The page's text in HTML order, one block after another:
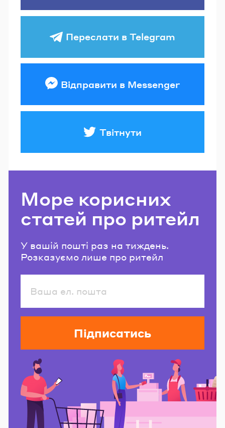
Переслати в Telegram
Відправити в Messenger
Твітнути
Море корисних
статей про ритейл
У вашій пошті раз на тиждень.
Розказуємо лише про ритейл
Підписатись